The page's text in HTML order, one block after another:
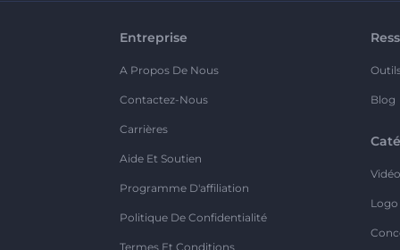
Entreprise
A Propos De Nous
Contactez-Nous
Carrières
Aide Et Soutien
Programme D'affiliation
Politique De Confidentialité
Termes Et Conditions
Blog
Vidéo
Logo